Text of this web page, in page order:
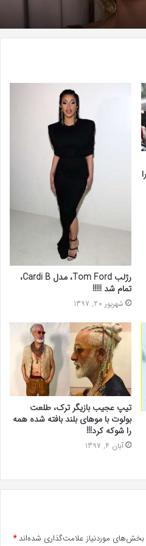
رژلب Tom Ford، مدل Cardi B،
تمام شد !!!!!
شهریور 20, 1397
تیپ عجیب بازیگر ترک، طلعت
بولوت با موهای بلند بافته شده همه
را شوکه کرد!!!
آبان 4, 1397
بخش‌های موردنیاز علامت‌گذاری شده‌اند*